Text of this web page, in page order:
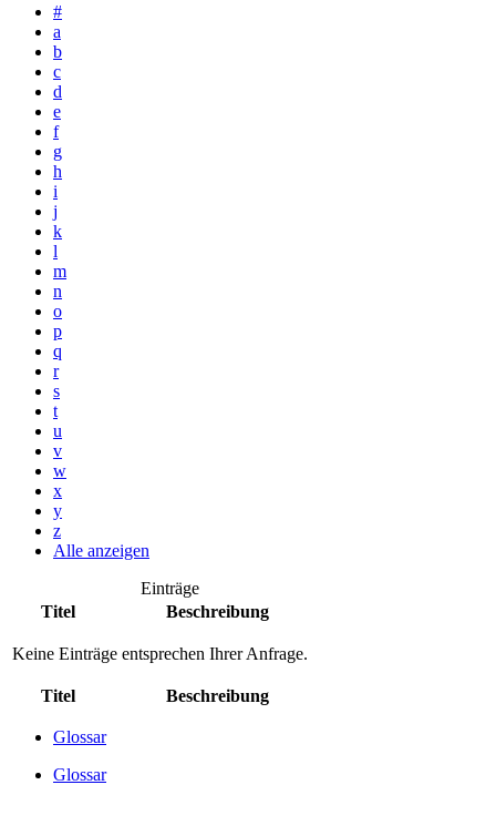
#
a
b
c
d
e
f
g
h
i
j
k
l
m
n
o
p
q
r
s
t
u
v
w
x
y
z
Alle anzeigen
Einträge
Titel
Beschreibung
Keine Einträge entsprechen Ihrer Anfrage.
Titel Beschreibung
Glossar
Glossar